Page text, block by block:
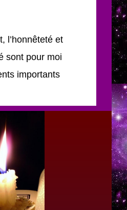
l’honnêteté et
sont pour moi
importants